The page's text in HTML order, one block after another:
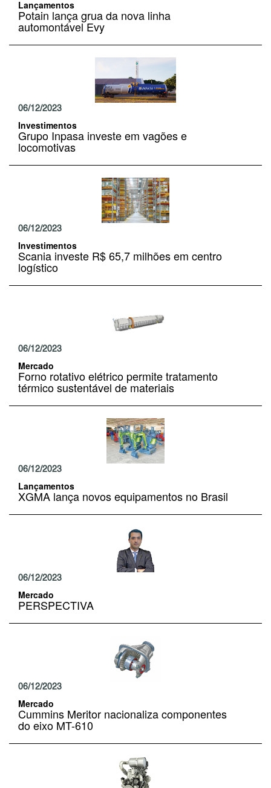
Lançamentos
Potain lança grua da nova linha
automontável Evy
06/12/2023
Investimentos
Grupo Inpasa investe em vagões e
locomotivas
06/12/2023
Investimentos
Scania investe R$ 65,7 milhões em centro
logístico
06/12/2023
Mercado
Forno rotativo elétrico permite tratamento
térmico sustentável de materiais
06/12/2023
Lançamentos
XGMA lança novos equipamentos no Brasil
06/12/2023
Mercado
PERSPECTIVA
06/12/2023
Mercado
Cummins Meritor nacionaliza componentes
do eixo MT-610